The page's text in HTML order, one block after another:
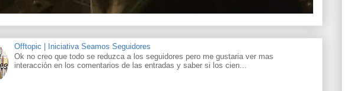
Offtopic | Iniciativa Seamos Seguidores
Ok no creo que todo se reduzca a los seguidores pero me gustaria ver mas
interacción en los comentarios de las entradas y saber si los cien...